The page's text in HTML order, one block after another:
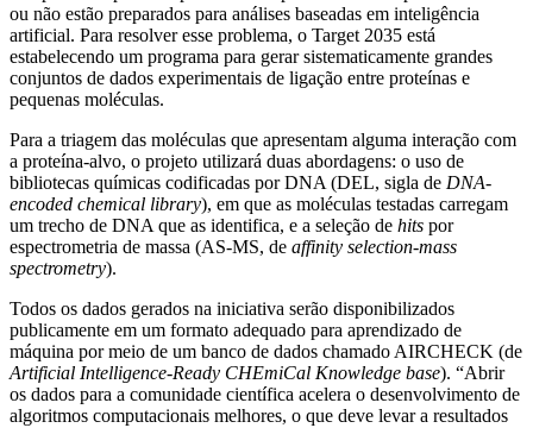
ou não estão preparados para análises baseadas em inteligência
artificial. Para resolver esse problema, o Target 2035 está
estabelecendo um programa para gerar sistematicamente grandes
conjuntos de dados experimentais de ligação entre proteínas e
pequenas moléculas.
Para a triagem das moléculas que apresentam alguma interação com
a proteína-alvo, o projeto utilizará duas abordagens: o uso de
bibliotecas químicas codificadas por DNA (DEL, sigla de DNA-
encoded chemical library), em que as moléculas testadas carregam
um trecho de DNA que as identifica, e a seleção de hits por
espectrometria de massa (AS-MS, de affinity selection-mass
spectrometry).
Todos os dados gerados na iniciativa serão disponibilizados
publicamente em um formato adequado para aprendizado de
máquina por meio de um banco de dados chamado AIRCHECK (de
Artificial Intelligence-Ready CHEmiCal Knowledge base). “Abrir
os dados para a comunidade científica acelera o desenvolvimento de
algoritmos computacionais melhores, o que deve levar a resultados